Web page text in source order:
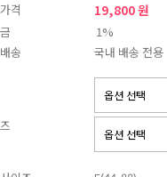
격 19,800 원
1%
송
국내 배송 전용